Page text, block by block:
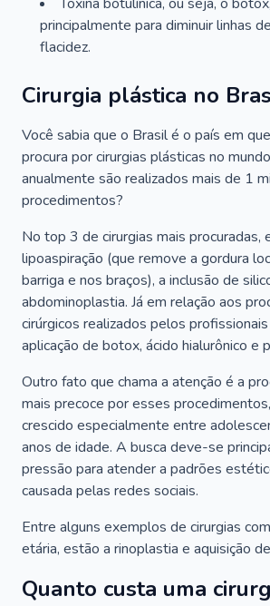
principalmente para diminuir linhas
flacidez.
Cirurgia plástica no
Você sabia que o Brasil é o país em
procura por cirurgias plásticas no
anualmente são realizados mais de 1
procedimentos?
No top 3 de cirurgias mais procuradas,
lipoaspiração (que remove a gordura
barriga e nos braços), a inclusão de
abdominoplastia. Já em relação aos
cirúrgicos realizados pelos
aplicação de botox, ácido hialurônico e
Outro fato que chama a atenção é a
mais precoce por esses
crescido especialmente entre
anos de idade. A busca deve-se
pressão para atender a padrões
causada pelas redes sociais.
Entre alguns exemplos de cirurgias
etária, estão a rinoplastia e aquisição
Quanto custa uma